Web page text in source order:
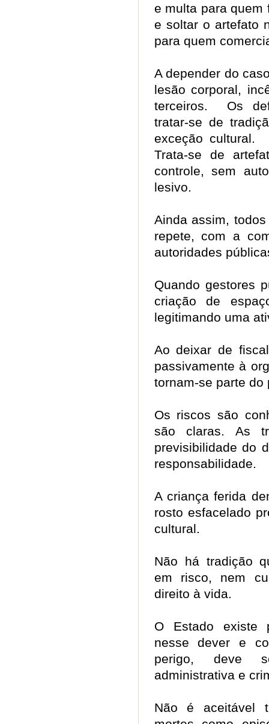
e multa para quem
e soltar o artefato
para quem
A depender do
lesão corporal,
terceiros. Os
tratar-se de
exceção cultural.
Trata-se de
controle, sem
lesivo.
Ainda assim,
repete, com a
autoridades
Quando gestores
criação de
legitimando uma
Ao deixar de
passivamente à
tornam-se parte
Os riscos são
são claras. As
previsibilidade do
responsabilidade.
A criança ferida
rosto esfacelado
cultural.
Não há tradição
em risco, nem
direito à vida.
O Estado existe
nesse dever e
perigo, deve
administrativa e
Não é aceitável